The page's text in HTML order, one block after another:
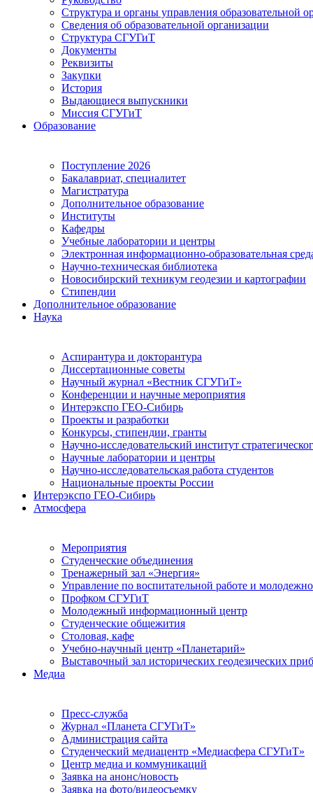
Структура и органы управления образовательной
Сведения об образовательной организации
Структура СГУГиТ
Документы
Реквизиты
Закупки
История
Выдающиеся выпускники
Миссия СГУГиТ
Образование
Поступление 2026
Бакалавриат, специалитет
Магистратура
Дополнительное образование
Институты
Кафедры
Учебные лаборатории и центры
Электронная информационно-образовательная
Научно-техническая библиотека
Новосибирский техникум геодезии и картографии
Стипендии
Дополнительное образование
Наука
Аспирантура и докторантура
Диссертационные советы
Научный журнал «Вестник СГУГиТ»
Конференции и научные мероприятия
Интерэкспо ГЕО-Сибирь
Проекты и разработки
Конкурсы, стипендии, гранты
Научно-исследовательский институт
Научные лаборатории и центры
Научно-исследовательская работа студентов
Национальные проекты России
Интерэкспо ГЕО-Сибирь
Атмосфера
Мероприятия
Студенческие объединения
Тренажерный зал «Энергия»
Управление по воспитательной работе и
Профком СГУГиТ
Молодежный информационный центр
Студенческие общежития
Столовая, кафе
Учебно-научный центр «Планетарий»
Выставочный зал исторических геодезических
Медиа
Пресс-служба
Журнал «Планета СГУГиТ»
Администрация сайта
Студенческий медиацентр «Медиасфера СГУГиТ»
Центр медиа и коммуникаций
Заявка на анонс/новость
Заявка на фото/видеосъемку